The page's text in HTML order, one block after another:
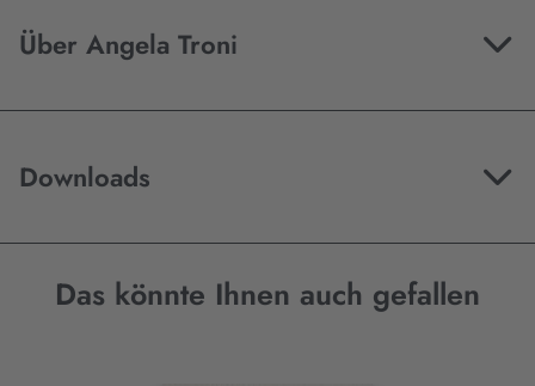
Über Angela Troni
Downloads
Das könnte Ihnen auch gefallen